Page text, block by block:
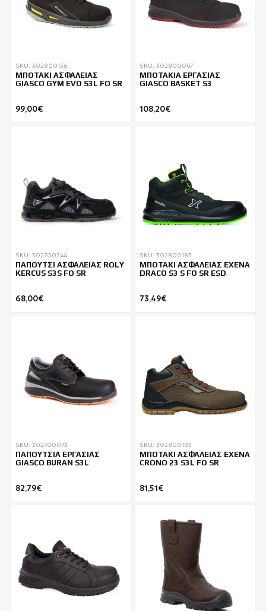
SKU: 302800156
ΜΠΟΤΑΚΙ ΑΣΦΑΛΕΙΑΣ
GIASCO GYM EVO S3L FO SR
99,00€
SKU: 302800067
ΜΠΟΤΑΚΙΑ ΕΡΓΑΣΙΑΣ
GIASCO BASKET S3
108,20€
SKU: 302700244
ΠΑΠΟΥΤΣΙ ΑΣΦΑΛΕΙΑΣ ROLY
KERCUS S3S FO SR
68,00€
SKU: 302800185
ΜΠΟΤΑΚΙ ΑΣΦΑΛΕΙΑΣ EXENA
DRACO S3 S FO SR ESD
73,49€
SKU: 302700073
ΠΑΠΟΥΤΣΙΑ ΕΡΓΑΣΙΑΣ
GIASCO BURAN S3L
82,79€
SKU: 302800183
ΜΠΟΤΑΚΙ ΑΣΦΑΛΕΙΑΣ EXENA
CRONO 23 S3L FO SR
81,51€